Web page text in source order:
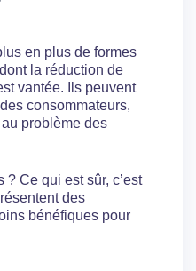
en plus de formes
la réduction de
vantée. Ils peuvent
consommateurs,
problème des
? Ce qui est sûr, c’est
des
bénéfiques pour